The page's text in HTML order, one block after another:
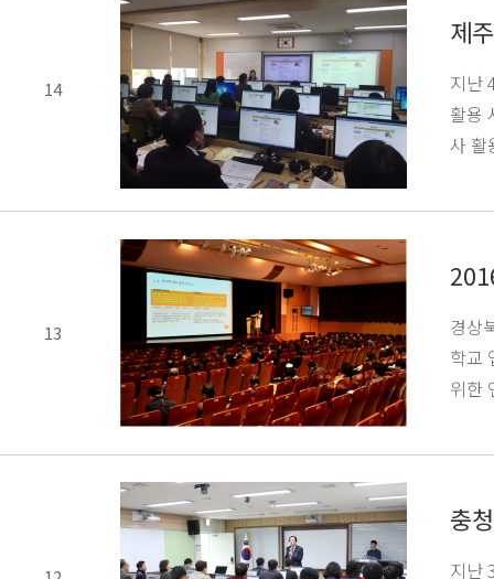
14
제
지난
활용
사 활
13
경상
학교
위한
충
지난